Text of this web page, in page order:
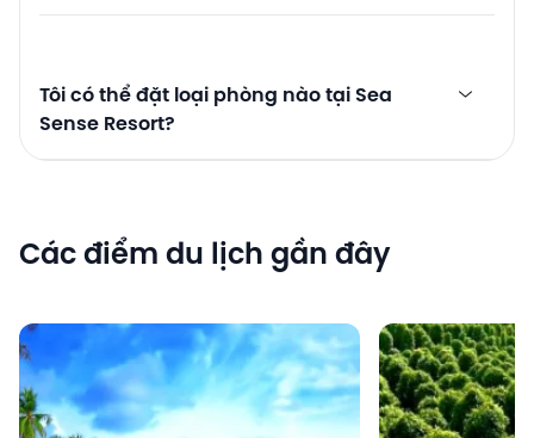
Tôi có thể đặt loại phòng nào tại Sea
Sense Resort?
Các điểm du lịch gần đây